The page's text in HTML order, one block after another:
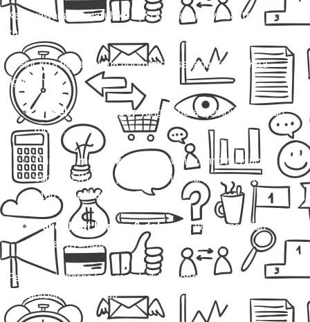
Kalau jawabanmu jatuh ke opsi kedua, artinya saatnya
kamu jalan bareng
Di sini, kita nggak cuma ngomongin sekadar travel
. Kita
ngomongin:
Travel door to dooryang beneran jemput di depan
rumah.
Charter mobil eksklusif
(Avanza, Innova, Hiace,
sampai Elf) buat perjalanan nyaman, rame-rame,
atau keperluan pribadi.
Paket kilat barang & dokumenyang aman dan
cepat nyampe.
Percayalah, harga kita ramah di kantong tanpa
mengorbankan kualitas.